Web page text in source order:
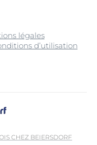
légales
d’utilisation
CHEZ BEIERSDORF